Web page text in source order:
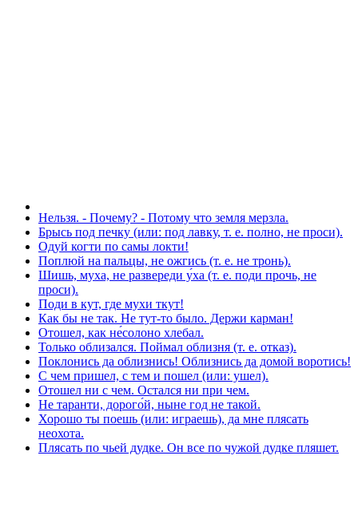
Нельзя. - Почему? - Потому что земля мерзла.
Брысь под печку (или: под лавку, т. е. полно, не проси).
Одуй когти по самы локти!
Поплюй на пальцы, не ожгись (т. е. не тронь).
Шишь, муха, не развереди у́ха (т. е. поди прочь, не
проси).
Поди в кут, где мухи ткут!
Как бы не так. Не тут-то было. Держи карман!
Отошел, как не́солоно хлебал.
Только облизался. Поймал облизня (т. е. отказ).
Поклонись да облизнись! Облизнись да домой воротись!
С чем пришел, с тем и пошел (или: ушел).
Отошел ни с чем. Остался ни при чем.
Не таранти, дорого́й, ныне год не такой.
Хорошо ты поешь (или: играешь), да мне плясать
неохота.
Плясать по чьей дудке. Он все по чужой дудке пляшет.